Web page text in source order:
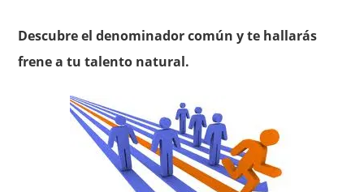
Descubre el denominador común y te hallarás
frene a tu talento natural.